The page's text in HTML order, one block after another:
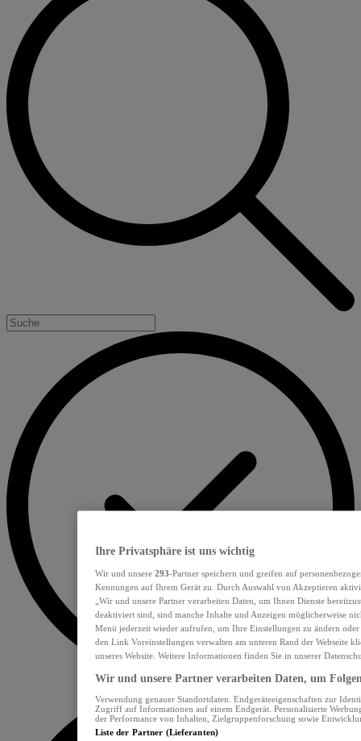
Ihre Privatsphäre ist uns wichtig
Wir und unsere 293-Partner speichern und greifen auf
Kennungen auf Ihrem Gerät zu. Durch Auswahl von Akzeptieren
„Wir und unsere Partner verarbeiten Daten, um Ihnen Dienste
deaktiviert sind, sind manche Inhalte und Anzeigen möglicherweise
Menü jederzeit wieder aufrufen, um Ihre Einstellungen zu ändern
den Link Voreinstellungen verwalten am unteren Rand der Webseite
unseres Website. Weitere Informationen finden Sie in unserer
Wir und unsere Partner verarbeiten Daten, um
Verwendung genauer Standortdaten. Endgeräteeigenschaften zur
Zugriff auf Informationen auf einem Endgerät. Personalisierte
der Performance von Inhalten, Zielgruppenforschung sowie
Liste der Partner (Lieferanten)